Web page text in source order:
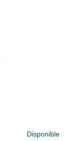
Disponible